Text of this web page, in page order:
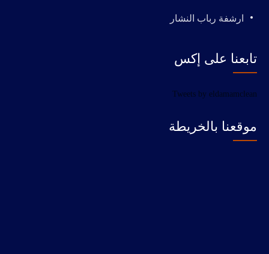
ارشفة رباب النشار
تابعنا على إكس
Tweets by eldamamclean
موقعنا بالخريطة